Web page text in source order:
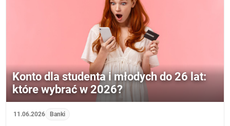
Konto dla studenta i młodych do 26 lat:
które wybrać w 2026?
11.06.2026 Banki